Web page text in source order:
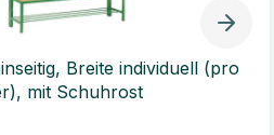
Breite individuell (pro
mit Schuhrost